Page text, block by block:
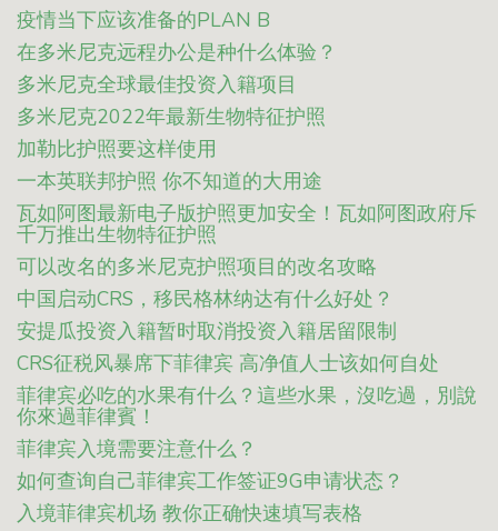
疫情当下应该准备的PLAN B
在多米尼克远程办公是种什么体验？
多米尼克全球最佳投资入籍项目
多米尼克2022年最新生物特征护照
加勒比护照要这样使用
一本英联邦护照 你不知道的大用途
瓦如阿图最新电子版护照更加安全！瓦如阿图政府斥
千万推出生物特征护照
可以改名的多米尼克护照项目的改名攻略
中国启动CRS，移民格林纳达有什么好处？
安提瓜投资入籍暂时取消投资入籍居留限制
CRS征税风暴席下菲律宾 高净值人士该如何自处
菲律宾必吃的水果有什么？這些水果，沒吃過，別說
你來過菲律賓！
菲律宾入境需要注意什么？
如何查询自己菲律宾工作签证9G申请状态？
入境菲律宾机场 教你正确快速填写表格